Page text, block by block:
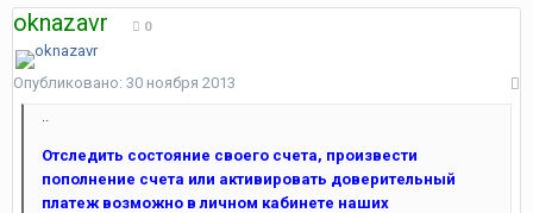
oknazavr 0
Опубликовано: 30 ноября 2013
..
Отследить состояние своего счета, произвести
пополнение счета или активировать доверительный
платеж возможно в личном кабинете наших